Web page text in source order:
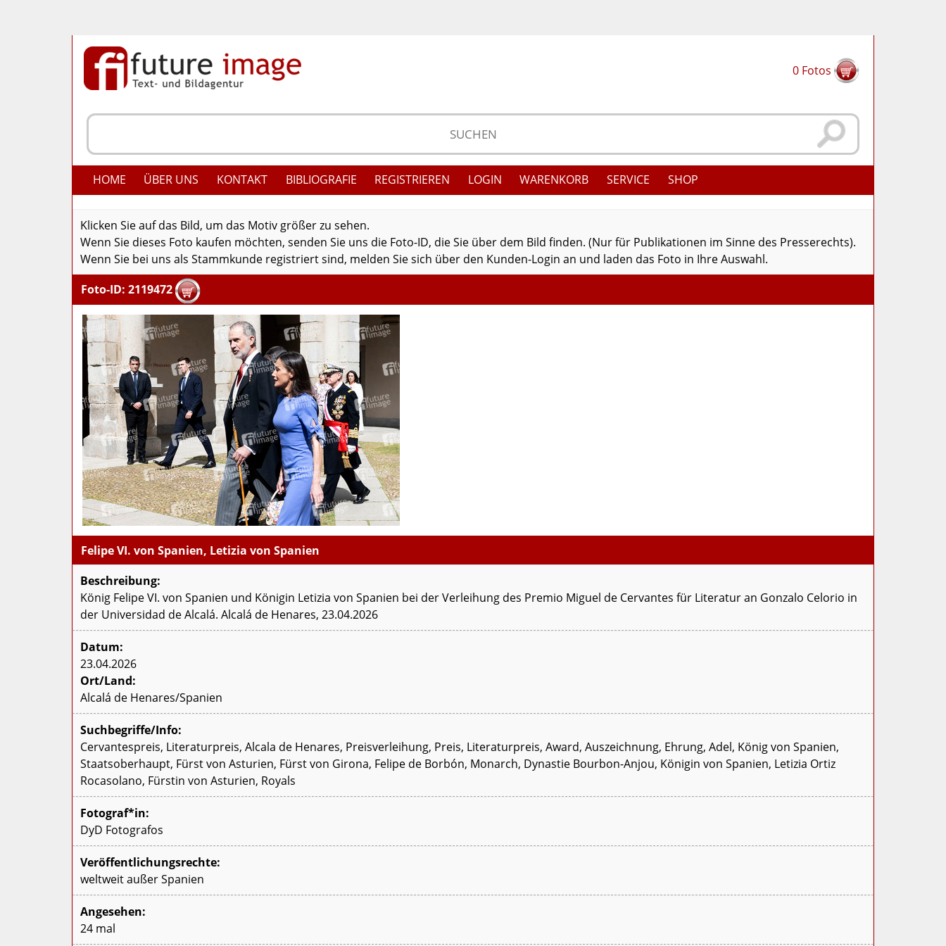
0 Fotos
HOME ÜBER UNS KONTAKT BIBLIOGRAFIE REGISTRIEREN LOGIN WARENKORB SERVICE SHOP
Klicken Sie auf das Bild, um das Motiv größer zu sehen.
Wenn Sie dieses Foto kaufen möchten, senden Sie uns die Foto-ID, die Sie über dem Bild finden. (Nur für Publikationen im Sinne des Presserechts).
Wenn Sie bei uns als Stammkunde registriert sind, melden Sie sich über den Kunden-Login an und laden das Foto in Ihre Auswahl.
Foto-ID: 2119472
Felipe VI. von Spanien, Letizia von Spanien
Beschreibung:
König Felipe VI. von Spanien und Königin Letizia von Spanien bei der Verleihung des Premio Miguel de Cervantes für Literatur an Gonzalo Celorio in
der Universidad de Alcalá. Alcalá de Henares, 23.04.2026
Datum:
23.04.2026
Ort/Land:
Alcalá de Henares/Spanien
Suchbegriffe/Info:
Cervantespreis, Literaturpreis, Alcala de Henares, Preisverleihung, Preis, Literaturpreis, Award, Auszeichnung, Ehrung, Adel, König von Spanien,
Staatsoberhaupt, Fürst von Asturien, Fürst von Girona, Felipe de Borbón, Monarch, Dynastie Bourbon-Anjou, Königin von Spanien, Letizia Ortiz
Rocasolano, Fürstin von Asturien, Royals
Fotograf*in:
DyD Fotografos
Veröffentlichungsrechte:
weltweit außer Spanien
Angesehen:
24 mal